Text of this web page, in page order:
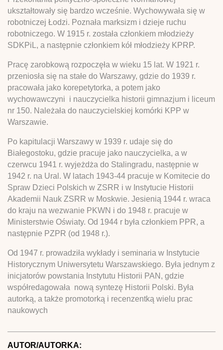
ukształtowały się bardzo wcześnie. Wychowywała się w
robotniczej Łodzi. Poznała marksizm i dzieje ruchu
robotniczego. W 1915 r. została członkiem młodzieży
SDKPiL, a następnie członkiem kół młodzieży KPRP.
Pracę zarobkową rozpoczęła w wieku 15 lat. W 1921 r.
przeniosła się na stałe do Warszawy, gdzie do 1939 r.
pracowała jako korepetytorka, a potem jako
wychowawczyni i nauczycielka historii gimnazjum i liceum
nr 150. Należała do nauczycielskiej komórki KPP w
Warszawie.
Po kapitulacji Warszawy w 1939 r. udaje się do
Białegostoku, gdzie pracuje jako nauczycielka, a w
czerwcu 1941 r. wyjeżdża do Stalingradu, następnie w
1942 r. na Ural. W latach 1943-44 pracuje w Komitecie do
Spraw Dzieci Polskich w ZSRR i w Instytucie Historii
Akademii Nauk ZSRR w Moskwie. Jesienią 1944 r. wraca
do kraju na wezwanie PKWN i do 1948 r. pracuje w
Ministerstwie Oświaty. Od 1944 r była członkiem PPR, a
następnie PZPR (od 1948 r.).
Od 1947 r. prowadziła wykłady i seminaria w Instytucie
Historycznym Uniwersytetu Warszawskiego. Była jednym z
inicjatorów powstania Instytutu Historii PAN, gdzie
współredagowała nową syntezę Historii Polski. Była
autorką, a także promotorką i recenzentką wielu prac
naukowych
AUTOR/AUTORKA: